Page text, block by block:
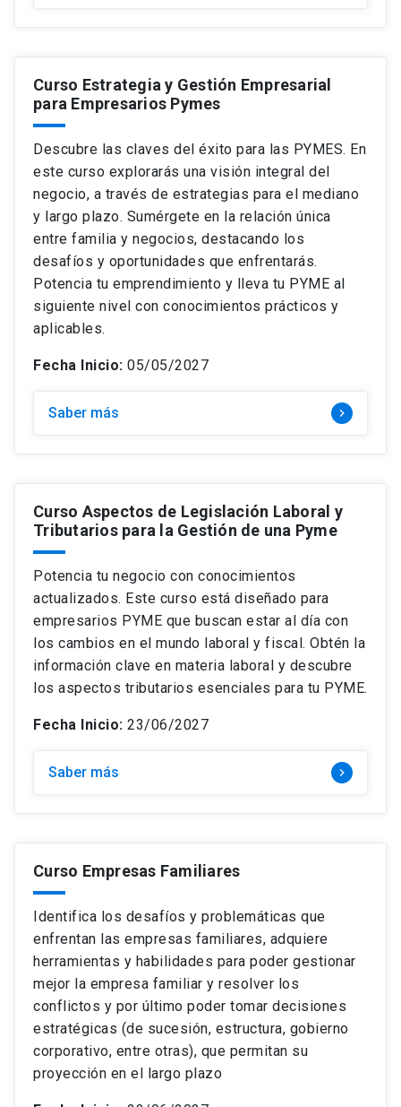
Curso Estrategia y Gestión Empresarial
para Empresarios Pymes
Descubre las claves del éxito para las PYMES. En
este curso explorarás una visión integral del
negocio, a través de estrategias para el mediano
y largo plazo. Sumérgete en la relación única
entre familia y negocios, destacando los
desafíos y oportunidades que enfrentarás.
Potencia tu emprendimiento y lleva tu PYME al
siguiente nivel con conocimientos prácticos y
aplicables.
Fecha Inicio: 05/05/2027
Saber más keyboard_arrow_right
Curso Aspectos de Legislación Laboral y
Tributarios para la Gestión de una Pyme
Potencia tu negocio con conocimientos
actualizados. Este curso está diseñado para
empresarios PYME que buscan estar al día con
los cambios en el mundo laboral y fiscal. Obtén la
información clave en materia laboral y descubre
los aspectos tributarios esenciales para tu PYME.
Fecha Inicio: 23/06/2027
Saber más keyboard_arrow_right
Curso Empresas Familiares
Identifica los desafíos y problemáticas que
enfrentan las empresas familiares, adquiere
herramientas y habilidades para poder gestionar
mejor la empresa familiar y resolver los
conflictos y por último poder tomar decisiones
estratégicas (de sucesión, estructura, gobierno
corporativo, entre otras), que permitan su
proyección en el largo plazo